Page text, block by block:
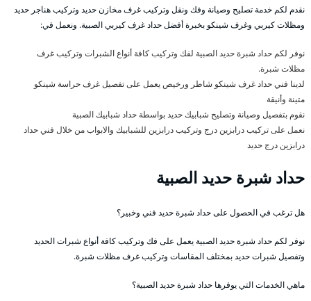
نقدم لكم خدمة تصليح وصيانة وفك ونقل وتركيب غرف مخازن حديد وتركيب هناجر حديد
ومظلات كيربي وغرف شينكو بخبرة أفضل حداد غرف كيربي الصبية. ونعمل في:
نوفر لكم حداد شبرة حديد الصبية لفك وتركيب كافة أنواع الشبرات وتركيب غرف
مظلات شبرة.
لدينا فني حداد غرف شينكو شاطر ورخيص يعمل على تفصيل غرف حراسة شينكو
متينة وأنيقة
نقوم بتفصيل وصيانة وتصليح شبابيك حديد بواسطة حداد شبابيك الصبية
نعمل على تركيب درابزين درج وتركيب درابزين للشبابيك والابواب من خلال فني حداد
درابزين درج حديد
حداد شبرة حديد الصبية
هل ترغب في الحصول على حداد شبرة حديد فني وخبير؟
نوفر لكم حداد شبرة حديد الصبية يعمل على فك وتركيب كافة أنواع شبرات الحديد
وتفصيل شبرات حديد بمختلف المقاسات وتركيب غرف مظلات شبرة.
ماهي الخدمات التي يوفرها حداد شبرة حديد الصبية؟